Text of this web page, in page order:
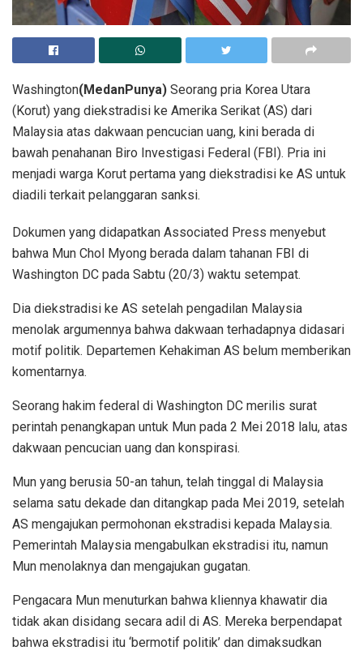
Washington(MedanPunya) Seorang pria Korea Utara
(Korut) yang diekstradisi ke Amerika Serikat (AS) dari
Malaysia atas dakwaan pencucian uang, kini berada di
bawah penahanan Biro Investigasi Federal (FBI). Pria ini
menjadi warga Korut pertama yang diekstradisi ke AS untuk
diadili terkait pelanggaran sanksi.
Dokumen yang didapatkan Associated Press menyebut
bahwa Mun Chol Myong berada dalam tahanan FBI di
Washington DC pada Sabtu (20/3) waktu setempat.
Dia diekstradisi ke AS setelah pengadilan Malaysia
menolak argumennya bahwa dakwaan terhadapnya didasari
motif politik. Departemen Kehakiman AS belum memberikan
komentarnya.
Seorang hakim federal di Washington DC merilis surat
perintah penangkapan untuk Mun pada 2 Mei 2018 lalu, atas
dakwaan pencucian uang dan konspirasi.
Mun yang berusia 50-an tahun, telah tinggal di Malaysia
selama satu dekade dan ditangkap pada Mei 2019, setelah
AS mengajukan permohonan ekstradisi kepada Malaysia.
Pemerintah Malaysia mengabulkan ekstradisi itu, namun
Mun menolaknya dan mengajukan gugatan.
Pengacara Mun menuturkan bahwa kliennya khawatir dia
tidak akan disidang secara adil di AS. Mereka berpendapat
bahwa ekstradisi itu ‘bermotif politik’ dan dimaksudkan